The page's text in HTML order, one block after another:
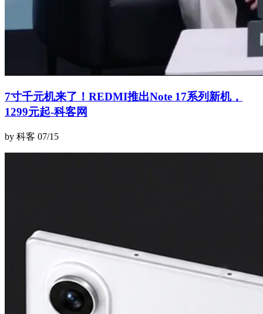
7寸千元机来了！REDMI推出Note 17系列新机，
1299元起-科客网
by 科客 07/15